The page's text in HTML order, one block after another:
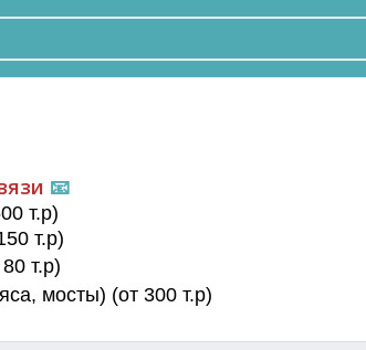
📧
т.р)
т.р)
т.р)
, мосты) (от 300 т.р)